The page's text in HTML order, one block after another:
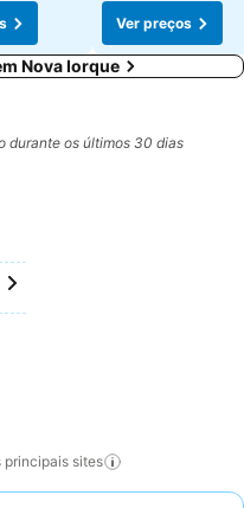
Ver preços
Nova Iorque
durante os últimos 30 dias
principais sites